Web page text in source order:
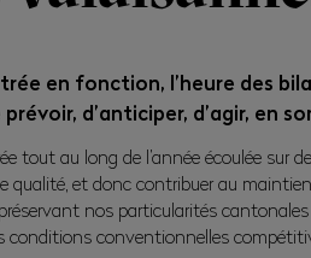
en fonction, l’heure des
d’anticiper, d’agir, en
tout au long de l’année écoulée
qualité, et donc contribuer au
nos particularités
conditions conventionnelles